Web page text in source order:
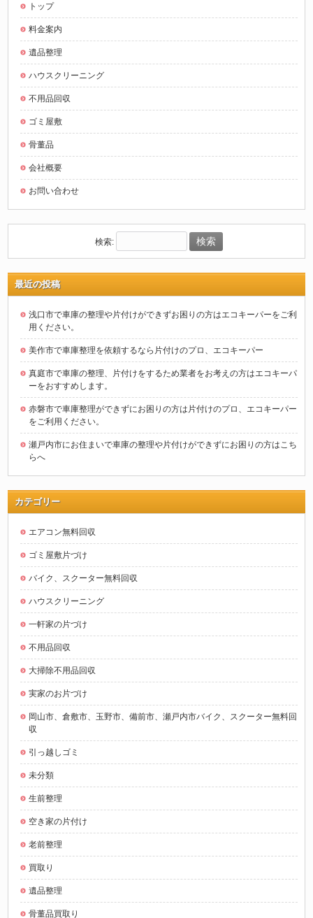
トップ
料金案内
遺品整理
ハウスクリーニング
不用品回収
ゴミ屋敷
骨董品
会社概要
お問い合わせ
検索:
最近の投稿
浅口市で車庫の整理や片付けができずお困りの方はエコキーパーをご利
用ください。
美作市で車庫整理を依頼するなら片付けのプロ、エコキーパー
真庭市で車庫の整理、片付けをするため業者をお考えの方はエコキーパ
ーをおすすめします。
赤磐市で車庫整理ができずにお困りの方は片付けのプロ、エコキーパー
をご利用ください。
瀬戸内市にお住まいで車庫の整理や片付けができずにお困りの方はこち
らへ
カテゴリー
エアコン無料回収
ゴミ屋敷片づけ
バイク、スクーター無料回収
ハウスクリーニング
一軒家の片づけ
不用品回収
大掃除不用品回収
実家のお片づけ
岡山市、倉敷市、玉野市、備前市、瀬戸内市バイク、スクーター無料回
収
引っ越しゴミ
未分類
生前整理
空き家の片付け
老前整理
買取り
遺品整理
骨董品買取り